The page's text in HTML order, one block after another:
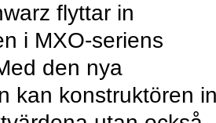
flyttar in
i MXO-seriens
den nya
kan konstruktören